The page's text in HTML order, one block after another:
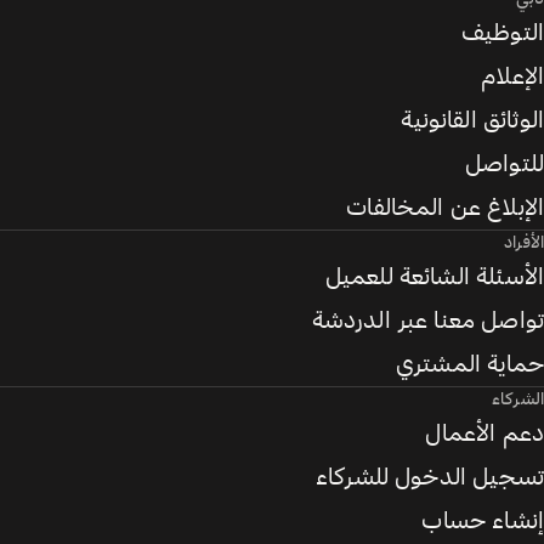
التوظيف
الإعلام
الوثائق القانونية
للتواصل
الإبلاغ عن المخالفات
الأفراد
الأسئلة الشائعة للعميل
تواصل معنا عبر الدردشة
حماية المشتري
الشركاء
دعم الأعمال
تسجيل الدخول للشركاء
إنشاء حساب